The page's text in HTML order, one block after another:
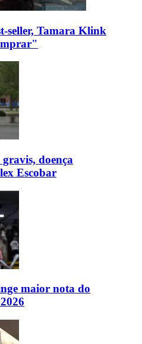
seller, Tamara Klink
doença
Escobar
maior nota do